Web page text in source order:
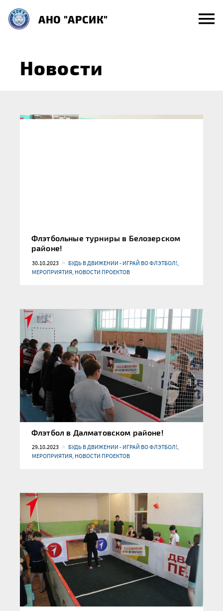
content
АНО "АРСИК"
Новости
Флэтбольные турниры в Белозерском
районе!
30.10.2023
БУДЬ В ДВИЖЕНИИ - ИГРАЙ ВО ФЛЭТБОЛ!,
МЕРОПРИЯТИЯ, НОВОСТИ ПРОЕКТОВ
Флэтбол в Далматовском районе!
29.10.2023
БУДЬ В ДВИЖЕНИИ - ИГРАЙ ВО ФЛЭТБОЛ!,
МЕРОПРИЯТИЯ, НОВОСТИ ПРОЕКТОВ